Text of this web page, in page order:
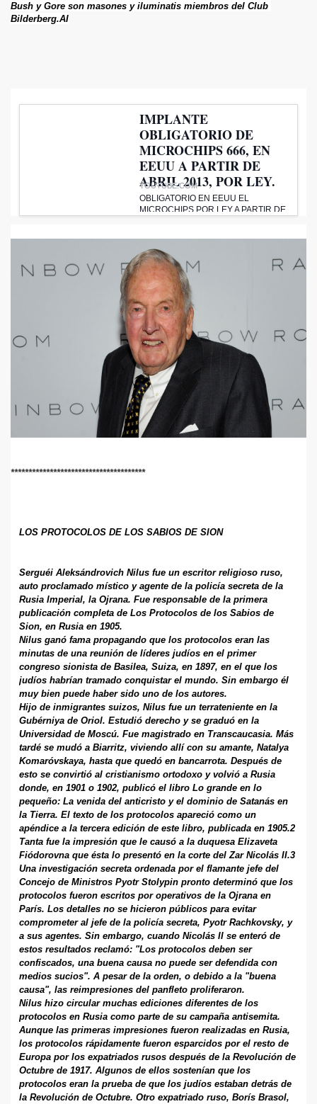
Bush y Gore son masones y iluminatis miembros del Club
Bilderberg.AI
IMPLANTE
OBLIGATORIO DE
MICROCHIPS 666, EN
EEUU A PARTIR DE
ABRIL 2013, POR LEY.
OBLIGATORIO EN EEUU EL
MICROCHIPS POR LEY A PARTIR DE
YOUTUBE.COM
**************************************
LOS PROTOCOLOS DE LOS SABIOS DE SION
Serguéi Aleksándrovich Nilus fue un escritor religioso ruso,
auto proclamado místico y agente de la policía secreta de la
Rusia Imperial, la Ojrana. Fue responsable de la primera
publicación completa de Los Protocolos de los Sabios de
Sion, en Rusia en 1905.
Nilus ganó fama propagando que los protocolos eran las
minutas de una reunión de líderes judíos en el primer
congreso sionista de Basilea, Suiza, en 1897, en el que los
judíos habrían tramado conquistarel mundo. Sin embargo él
muy bien puede haber sido uno de los autores.
Hijo de inmigrantes suizos, Nilus fue un terrateniente en la
Gubérniya de Oriol. Estudió derecho y se graduó en la
Universidad de Moscú. Fue magistrado en Transcaucasia. Más
tardé se mudó a Biarritz, viviendo allí con su amante, Natalya
Komaróvskaya, hasta que quedó en bancarrota. Después de
esto se convirtió al cristianismo ortodoxo y volvió a Rusia
donde, en 1901 o 1902, publicó el libro Lo grande en lo
pequeño: La venida del anticristo y el dominio de Satanás en
la Tierra. El texto de los protocolos apareció como un
apéndice a la tercera edición de este libro, publicada en 1905.2
Tanta fue la impresión que le causó a la duquesa Elizaveta
Fiódorovna que ésta lo presentó en la corte del Zar Nicolás II.3
Una investigación secreta ordenada por el flamante jefe del
Concejo de Ministros Pyotr Stolypin pronto determinó que los
protocolos fueron escritos por operativos de la Ojrana en
París. Los detalles no se hicieron públicos para evitar
comprometer al jefe de la policía secreta, Pyotr Rachkovsky, y
a sus agentes. Sin embargo, cuando Nicolás II se enteró de
estos resultados reclamó: "Los protocolos deben ser
confiscados, una buena causa no puede ser defendida con
medios sucios". A pesar de la orden, o debido a la "buena
causa", las reimpresiones del panfleto proliferaron.
Nilus hizo circular muchas ediciones diferentes de los
protocolos en Rusia como parte de su campaña antisemita.
Aunque las primeras impresiones fueron realizadas en Rusia,
los protocolos rápidamente fueron esparcidos por el resto de
Europa por los expatriados rusos después de la Revolución de
Octubre de 1917. Algunos de ellos sostenían que los
protocolos eran la prueba de que los judíos estaban detrás de
la Revolución de Octubre. Otro expatriado ruso, Borís Brasol,